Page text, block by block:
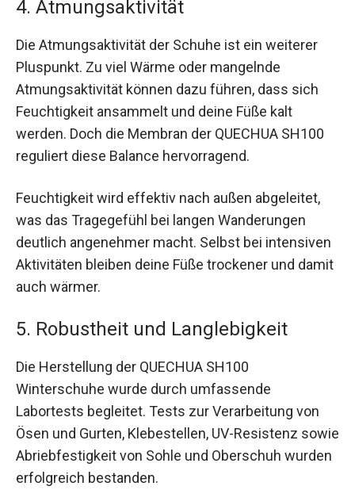
4. Atmungsaktivität
Die Atmungsaktivität der Schuhe ist ein weiterer
Pluspunkt. Zu viel Wärme oder mangelnde
Atmungsaktivität können dazu führen, dass sich
Feuchtigkeit ansammelt und deine Füße kalt
werden. Doch die Membran der QUECHUA SH100
reguliert diese Balance hervorragend.
Feuchtigkeit wird effektiv nach außen abgeleitet,
was das Tragegefühl bei langen Wanderungen
deutlich angenehmer macht. Selbst bei intensiven
Aktivitäten bleiben deine Füße trockener und damit
auch wärmer.
5. Robustheit und Langlebigkeit
Die Herstellung der QUECHUA SH100
Winterschuhe wurde durch umfassende
Labortests begleitet. Tests zur Verarbeitung von
Ösen und Gurten, Klebestellen, UV-Resistenz sowie
Abriebfestigkeit von Sohle und Oberschuh wurden
erfolgreich bestanden.